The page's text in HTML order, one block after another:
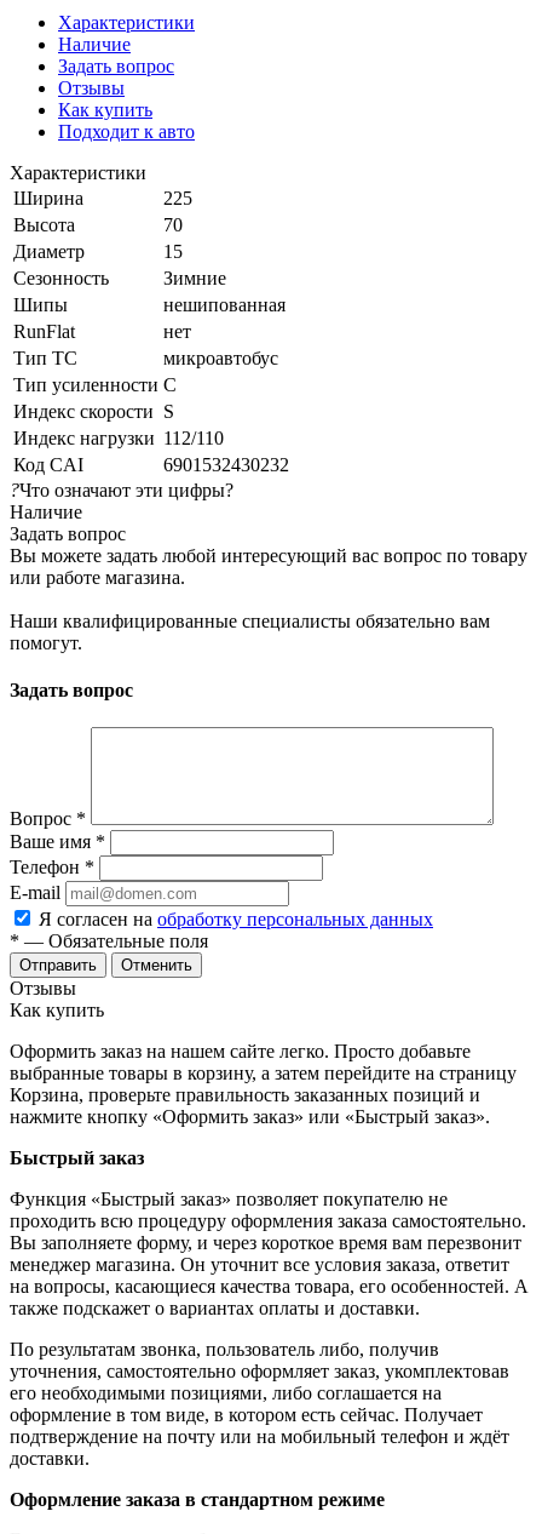
Характеристики
Наличие
Задать вопрос
Отзывы
Как купить
Подходит к авто
Характеристики
Ширина
225
Высота
70
Диаметр
15
Сезонность
Зимние
Шипы
нешипованная
RunFlat
нет
Тип ТС
микроавтобус
Тип усиленности C
Индекс скорости S
Индекс нагрузки 112/110
Код CAI
6901532430232
?Что означают эти цифры?
Наличие
Задать вопрос
Вы можете задать любой интересующий вас вопрос по товару
или работе магазина.
Наши квалифицированные специалисты обязательно вам
помогут.
Задать вопрос
Вопрос *
Ваше имя *
Телефон *
E-mail
Я согласен на обработку персональных данных
* — Обязательные поля
Отменить
Отзывы
Как купить
Оформить заказ на нашем сайте легко. Просто добавьте
выбранные товары в корзину, а затем перейдите на страницу
Корзина, проверьте правильность заказанных позиций и
нажмите кнопку «Оформить заказ» или «Быстрый заказ».
Быстрый заказ
Функция «Быстрый заказ» позволяет покупателю не
проходить всю процедуру оформления заказа самостоятельно.
Вы заполняете форму, и через короткое время вам перезвонит
менеджер магазина. Он уточнит все условия заказа, ответит
на вопросы, касающиеся качества товара, его особенностей. А
также подскажет о вариантах оплаты и доставки.
По результатам звонка, пользователь либо, получив
уточнения, самостоятельно оформляет заказ, укомплектовав
его необходимыми позициями, либо соглашается на
оформление в том виде, в котором есть сейчас. Получает
подтверждение на почту или на мобильный телефон и ждёт
доставки.
Оформление заказа в стандартном режиме